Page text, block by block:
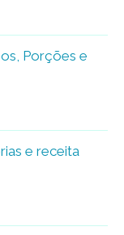
Porções e
e receita